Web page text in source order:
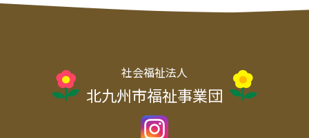
社会福祉法人
北九州市福祉事業団